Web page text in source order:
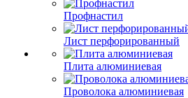
Профнастил
Лист перфорированный
Плита алюминиевая
Проволока алюминиевая